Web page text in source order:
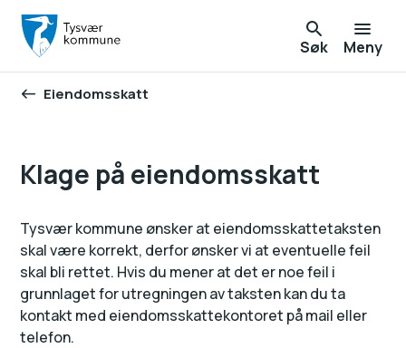
Søk Meny
Du er her:
Eiendomsskatt
Klage på eiendomsskatt
Tysvær kommune ønsker at eiendomsskattetaksten
skal være korrekt, derfor ønsker vi at eventuelle feil
skal bli rettet. Hvis du mener at det er noe feil i
grunnlaget for utregningen av taksten kan du ta
kontakt med eiendomsskattekontoret på mail eller
telefon.